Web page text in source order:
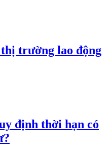
trường lao động
định thời hạn có